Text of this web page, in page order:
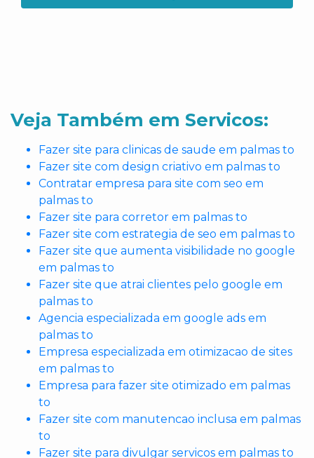
Veja Também em Servicos:
Fazer site para clinicas de saude em palmas to
Fazer site com design criativo em palmas to
Contratar empresa para site com seo em
palmas to
Fazer site para corretor em palmas to
Fazer site com estrategia de seo em palmas to
Fazer site que aumenta visibilidade no google
em palmas to
Fazer site que atrai clientes pelo google em
palmas to
Agencia especializada em google ads em
palmas to
Empresa especializada em otimizacao de sites
em palmas to
Empresa para fazer site otimizado em palmas
to
Fazer site com manutencao inclusa em palmas
to
Fazer site para divulgar servicos em palmas to